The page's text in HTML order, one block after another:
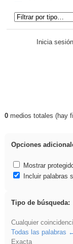
Inicia
Resultados
0medios totales (hay
Opciones
Mostrar
Incluir palabras
Tipo de búsqueda:
Cualquier
Todas las palabras
Exacta